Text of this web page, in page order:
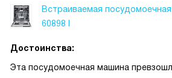
Встраиваемая
60898 I
Достоинства:
Эта посудомоечная машина